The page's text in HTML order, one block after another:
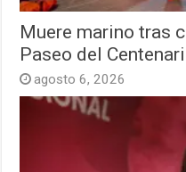
Muere marino tras
Paseo del
agosto 6, 2026